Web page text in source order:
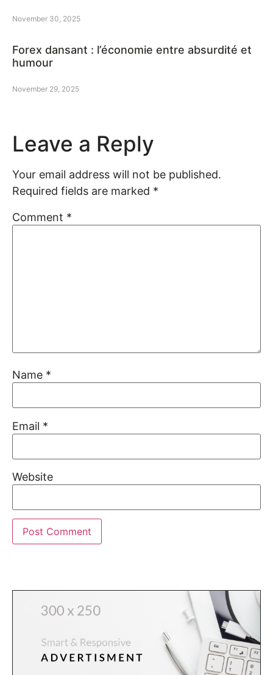
November 30, 2025
Forex dansant : l’économie entre absurdité et
humour
November 29, 2025
Leave a Reply
Your email address will not be published.
Required fields are marked *
Comment *
Name *
Email *
Website